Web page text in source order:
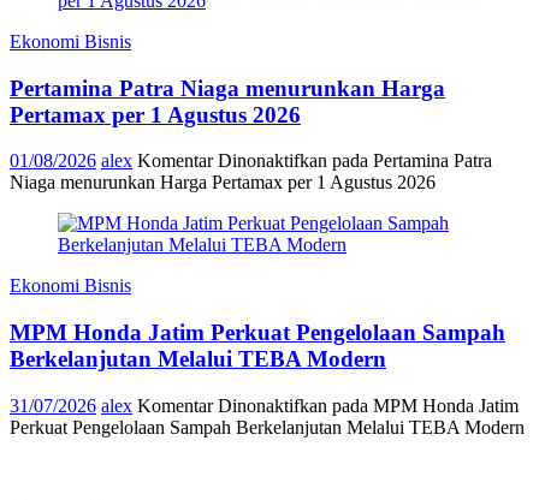
Ekonomi Bisnis
Pertamina Patra Niaga menurunkan Harga
Pertamax per 1 Agustus 2026
01/08/2026 alex Komentar Dinonaktifkan pada Pertamina Patra
Niaga menurunkan Harga Pertamax per 1 Agustus 2026
Ekonomi Bisnis
MPM Honda Jatim Perkuat Pengelolaan Sampah
Berkelanjutan Melalui TEBA Modern
31/07/2026 alex Komentar Dinonaktifkan pada MPM Honda Jatim
Perkuat Pengelolaan Sampah Berkelanjutan Melalui TEBA Modern